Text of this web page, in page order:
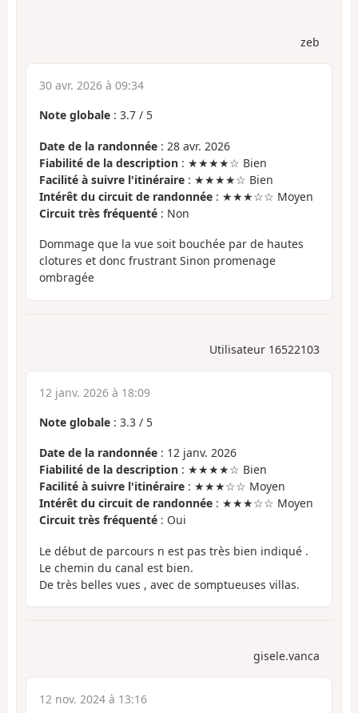
zeb
30 avr. 2026 à 09:34
Note globale : 3.7 / 5
Date de la randonnée : 28 avr. 2026
Fiabilité de la description : ★★★★☆ Bien
Facilité à suivre l'itinéraire : ★★★★☆ Bien
Intérêt du circuit de randonnée : ★★★☆☆ Moyen
Circuit très fréquenté : Non
Dommage que la vue soit bouchée par de hautes
clotures et donc frustrant Sinon promenage
ombragée
Utilisateur 16522103
12 janv. 2026 à 18:09
Note globale : 3.3 / 5
Date de la randonnée : 12 janv. 2026
Fiabilité de la description : ★★★★☆ Bien
Facilité à suivre l'itinéraire : ★★★☆☆ Moyen
Intérêt du circuit de randonnée : ★★★☆☆ Moyen
Circuit très fréquenté : Oui
Le début de parcours n est pas très bien indiqué .
Le chemin du canal est bien.
De très belles vues , avec de somptueuses villas.
gisele.vanca
12 nov. 2024 à 13:16